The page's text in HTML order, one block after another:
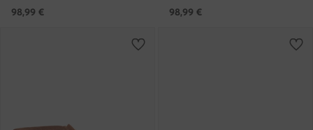
98,99 €
98,99 €